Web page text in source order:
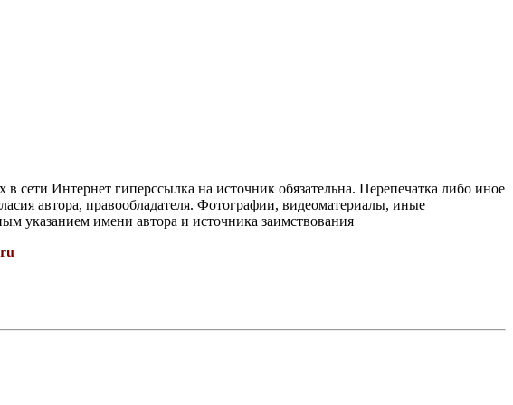
сети Интернет гиперссылка на источник обязательна. Перепечатка либо иное
автора, правообладателя. Фотографии, видеоматериалы, иные
указанием имени автора и источника заимствования